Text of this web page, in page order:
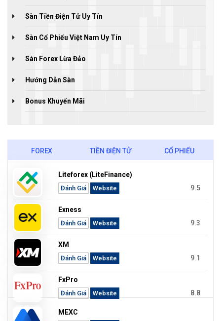
Sàn Tiền Điện Tử Uy Tín
Sàn Cổ Phiếu Việt Nam Uy Tín
Sàn Forex Lừa Đảo
Hướng Dẫn Sàn
Bonus Khuyến Mãi
FOREX TIỀN ĐIỆN TỬ CỔ PHIẾU
Liteforex (LiteFinance)
Đánh Giá Website 9.5
Exness
Đánh Giá Website 9.3
XM
Đánh Giá Website 9.1
FxPro
Đánh Giá Website 8.8
MEXC